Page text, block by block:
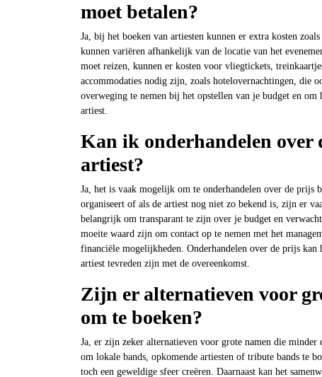
moet betalen?
Ja, bij het boeken van artiesten kunnen er extra kosten
kunnen variëren afhankelijk van de locatie van het
moet reizen, kunnen er kosten voor vliegtickets,
accommodaties nodig zijn, zoals hotelovernachtingen, die
overweging te nemen bij het opstellen van je budget en
artiest.
Kan ik onderhandelen over
artiest?
Ja, het is vaak mogelijk om te onderhandelen over de prijs
organiseert of als de artiest nog niet zo bekend is, zijn er
belangrijk om transparant te zijn over je budget en
moeite waard zijn om contact op te nemen met het
financiële mogelijkheden. Onderhandelen over de prijs
artiest tevreden zijn met de overeenkomst.
Zijn er alternatieven voor
om te boeken?
Ja, er zijn zeker alternatieven voor grote namen die
om lokale bands, opkomende artiesten of tribute bands te
toch een geweldige sfeer creëren. Daarnaast kan het